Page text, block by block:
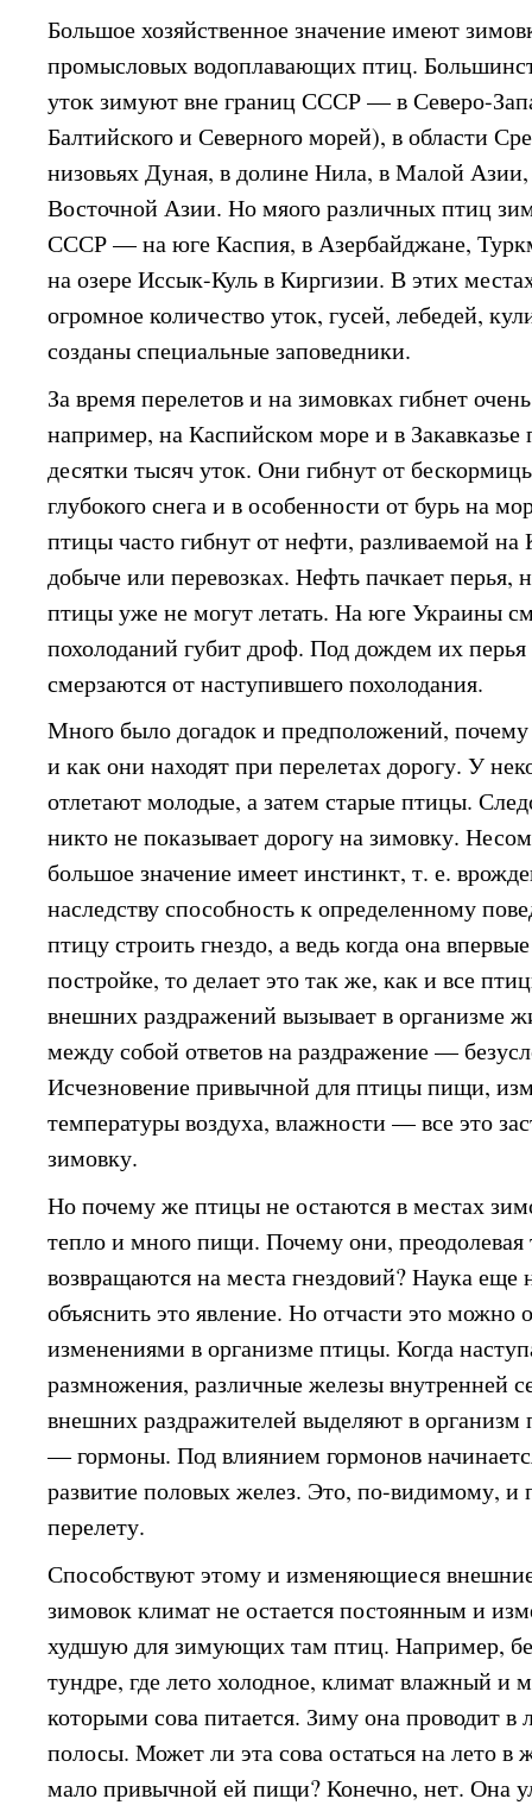
Большое хозяйственное значение имеют
промысловых водоплавающих птиц.
уток зимуют вне границ СССР — в Северо-
Балтийского и Северного морей), в области
низовьях Дуная, в долине Нила, в Малой
Восточной Азии. Но мяого различных птиц
СССР — на юге Каспия, в Азербайджане,
на озере Иссык-Куль в Киргизии. В этих
огромное количество уток, гусей, лебедей,
созданы специальные заповедники.
За время перелетов и на зимовках гибнет
например, на Каспийском море и в
десятки тысяч уток. Они гибнут от
глубокого снега и в особенности от бурь на
птицы часто гибнут от нефти, разливаемой
добыче или перевозках. Нефть пачкает перья,
птицы уже не могут летать. На юге Украины
похолоданий губит дроф. Под дождем их
смерзаются от наступившего похолодания.
Много было догадок и предположений,
и как они находят при перелетах дорогу. У
отлетают молодые, а затем старые птицы.
никто не показывает дорогу на зимовку.
большое значение имеет инстинкт, т. е.
наследству способность к определенному
птицу строить гнездо, а ведь когда она
постройке, то делает это так же, как и все
внешних раздражений вызывает в организме
между собой ответов на раздражение —
Исчезновение привычной для птицы пищи,
температуры воздуха, влажности — все это
зимовку.
Но почему же птицы не остаются в местах
тепло и много пищи. Почему они, преодолевая
возвращаются на места гнездовий? Наука
объяснить это явление. Но отчасти это можно
изменениями в организме птицы. Когда
размножения, различные железы внутренней
внешних раздражителей выделяют в
— гормоны. Под влиянием гормонов
развитие половых желез. Это, по-видимому, и
перелету.
Способствуют этому и изменяющиеся
зимовок климат не остается постоянным и
худшую для зимующих там птиц. Например,
тундре, где лето холодное, климат влажный и
которыми сова питается. Зиму она проводит в
полосы. Может ли эта сова остаться на лето в
мало привычной ей пищи? Конечно, нет. Она